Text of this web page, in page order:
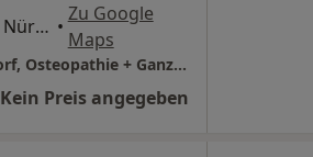
Mögeldorfer Hauptstr. 51, Nürnberg •
Zu Google
Maps
THERAPIE KONZEPT Mögeldorf, Osteopathie + Ganzheitliche Physiotherapie
Kein Preis angegeben